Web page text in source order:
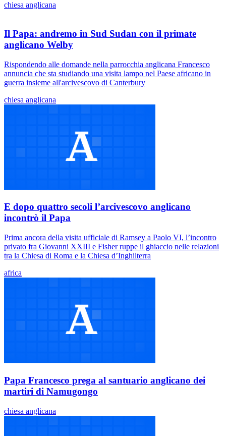
chiesa anglicana
Il Papa: andremo in Sud Sudan con il primate
anglicano Welby
Rispondendo alle domande nella parrocchia anglicana Francesco
annuncia che sta studiando una visita lampo nel Paese africano in
guerra insieme all'arcivescovo di Canterbury
chiesa anglicana
E dopo quattro secoli l’arcivescovo anglicano
incontrò il Papa
Prima ancora della visita ufficiale di Ramsey a Paolo VI, l’incontro
privato fra Giovanni XXIII e Fisher ruppe il ghiaccio nelle relazioni
tra la Chiesa di Roma e la Chiesa d’Inghilterra
africa
Papa Francesco prega al santuario anglicano dei
martiri di Namugongo
chiesa anglicana